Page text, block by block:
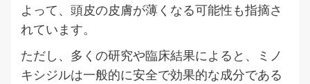
よって、頭皮の皮膚が薄くなる可能性も指摘さ
れています。
ただし、多くの研究や臨床結果によると、ミノ
キシジルは一般的に安全で効果的な成分である